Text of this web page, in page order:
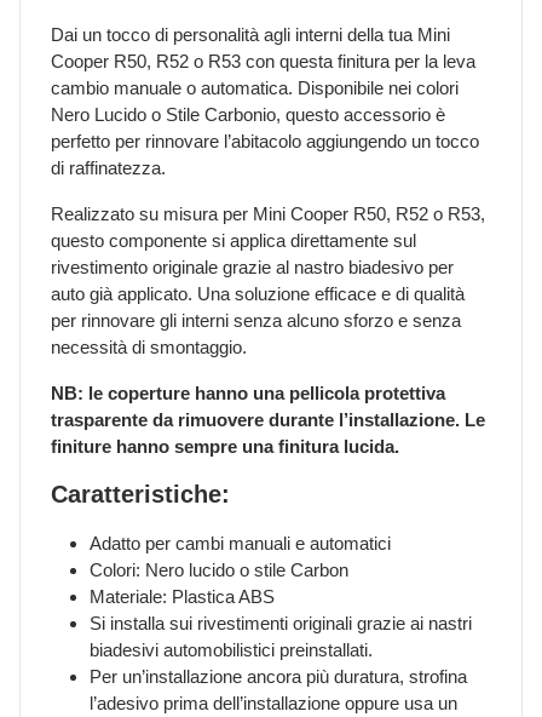
Dai un tocco di personalità agli interni della tua Mini
Cooper R50, R52 o R53 con questa finitura per la leva
cambio manuale o automatica. Disponibile nei colori
Nero Lucido o Stile Carbonio, questo accessorio è
perfetto per rinnovare l’abitacolo aggiungendo un tocco
di raffinatezza.
Realizzato su misura per Mini Cooper R50, R52 o R53,
questo componente si applica direttamente sul
rivestimento originale grazie al nastro biadesivo per
auto già applicato. Una soluzione efficace e di qualità
per rinnovare gli interni senza alcuno sforzo e senza
necessità di smontaggio.
NB: le coperture hanno una pellicola protettiva
trasparente da rimuovere durante l’installazione. Le
finiture hanno sempre una finitura lucida.
Caratteristiche:
Adatto per cambi manuali e automatici
Colori: Nero lucido o stile Carbon
Materiale: Plastica ABS
Si installa sui rivestimenti originali grazie ai nastri
biadesivi automobilistici preinstallati.
Per un’installazione ancora più duratura, strofina
l’adesivo prima dell’installazione oppure usa un